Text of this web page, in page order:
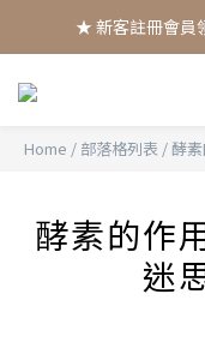
★ 新客註冊會員
Home / 部落格列表 / 酵
酵素的作
迷